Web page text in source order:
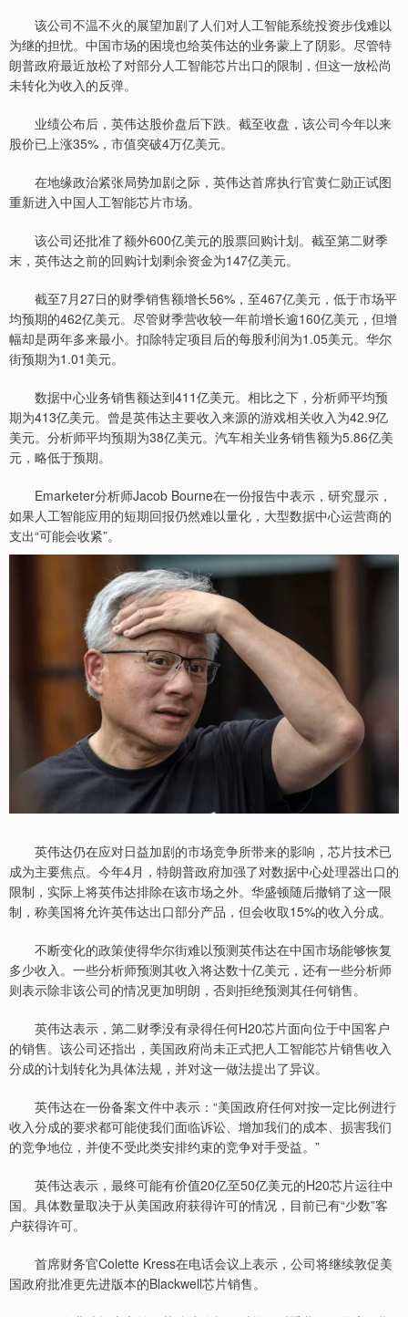
该公司不温不火的展望加剧了人们对人工智能系统投资步伐难以
为继的担忧。中国市场的困境也给英伟达的业务蒙上了阴影。尽管特
朗普政府最近放松了对部分人工智能芯片出口的限制，但这一放松尚
未转化为收入的反弹。
业绩公布后，英伟达股价盘后下跌。截至收盘，该公司今年以来
股价已上涨35%，市值突破4万亿美元。
在地缘政治紧张局势加剧之际，英伟达首席执行官黄仁勋正试图
重新进入中国人工智能芯片市场。
该公司还批准了额外600亿美元的股票回购计划。截至第二财季
末，英伟达之前的回购计划剩余资金为147亿美元。
截至7月27日的财季销售额增长56%，至467亿美元，低于市场平
均预期的462亿美元。尽管财季营收较一年前增长逾160亿美元，但增
幅却是两年多来最小。扣除特定项目后的每股利润为1.05美元。华尔
街预期为1.01美元。
数据中心业务销售额达到411亿美元。相比之下，分析师平均预
期为413亿美元。曾是英伟达主要收入来源的游戏相关收入为42.9亿
美元。分析师平均预期为38亿美元。汽车相关业务销售额为5.86亿美
元，略低于预期。
Emarketer分析师Jacob Bourne在一份报告中表示，研究显示，
如果人工智能应用的短期回报仍然难以量化，大型数据中心运营商的
支出“可能会收紧”。
英伟达仍在应对日益加剧的市场竞争所带来的影响，芯片技术已
成为主要焦点。今年4月，特朗普政府加强了对数据中心处理器出口的
限制，实际上将英伟达排除在该市场之外。华盛顿随后撤销了这一限
制，称美国将允许英伟达出口部分产品，但会收取15%的收入分成。
不断变化的政策使得华尔街难以预测英伟达在中国市场能够恢复
多少收入。一些分析师预测其收入将达数十亿美元，还有一些分析师
则表示除非该公司的情况更加明朗，否则拒绝预测其任何销售。
英伟达表示，第二财季没有录得任何H20芯片面向位于中国客户
的销售。该公司还指出，美国政府尚未正式把人工智能芯片销售收入
分成的计划转化为具体法规，并对这一做法提出了异议。
英伟达在一份备案文件中表示：“美国政府任何对按一定比例进行
收入分成的要求都可能使我们面临诉讼、增加我们的成本、损害我们
的竞争地位，并使不受此类安排约束的竞争对手受益。”
英伟达表示，最终可能有价值20亿至50亿美元的H20芯片运往中
国。具体数量取决于从美国政府获得许可的情况，目前已有“少数”客
户获得许可。
首席财务官Colette Kress在电话会议上表示，公司将继续敦促美
国政府批准更先进版本的Blackwell芯片销售。